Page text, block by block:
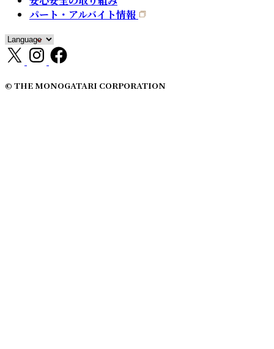
パート・アルバイト情報
© THE MONOGATARI CORPORATION